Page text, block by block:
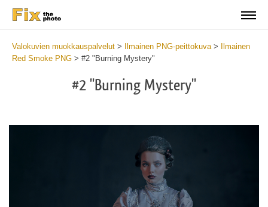
Valokuvien muokkauspalvelut > Ilmainen PNG-peittokuva>
Ilmainen
Red Smoke PNG > #2 "Burning Mystery"
#2 "Burning Mystery"